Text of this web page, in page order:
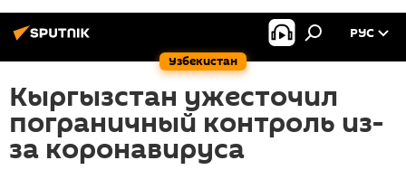
Узбекистан
РУС
Кыргызстан ужесточил
пограничный контроль из-
за коронавируса